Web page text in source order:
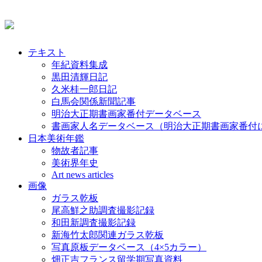
テキスト
年紀資料集成
黒田清輝日記
久米桂一郎日記
白馬会関係新聞記事
明治大正期書画家番付データベース
書画家人名データベース（明治大正期書画家番付
日本美術年鑑
物故者記事
美術界年史
Art news articles
画像
ガラス乾板
尾高鮮之助調査撮影記録
和田新調査撮影記録
新海竹太郎関連ガラス乾板
写真原板データベース（4×5カラー）
畑正吉フランス留学期写真資料